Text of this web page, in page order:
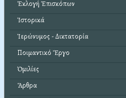
Ἐκλογή Ἐπισκόπων
Ἱστορικά
Ἱερώνυμος - Δικτατορία
Ποιμαντικό Ἔργο
Ὁμιλίες
Ἄρθρα